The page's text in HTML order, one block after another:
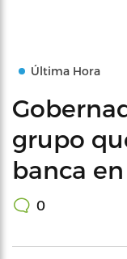
Última Hora
grupo
banca en
0